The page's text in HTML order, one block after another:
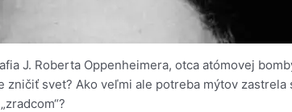
J. Roberta Oppenheimera, otca atómovej
svet? Ako veľmi ale potreba mýtov